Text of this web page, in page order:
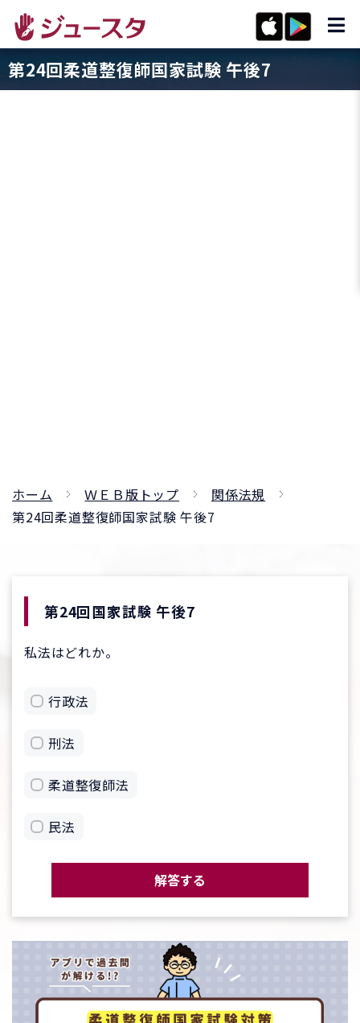
第24回柔道整復師国家試験 午後7
ホーム ＷＥＢ版トップ
関係法規
第24回柔道整復師国家試験 午後7
第24回国家試験 午後7
私法はどれか。
行政法
刑法
柔道整復師法
民法
解答する